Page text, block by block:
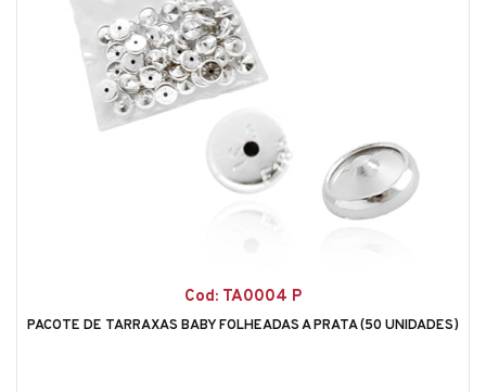
Cod: TA0004 P
PACOTE DE TARRAXAS BABY FOLHEADAS A PRATA (50 UNIDADES)